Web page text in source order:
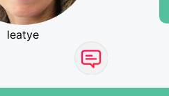
leatye